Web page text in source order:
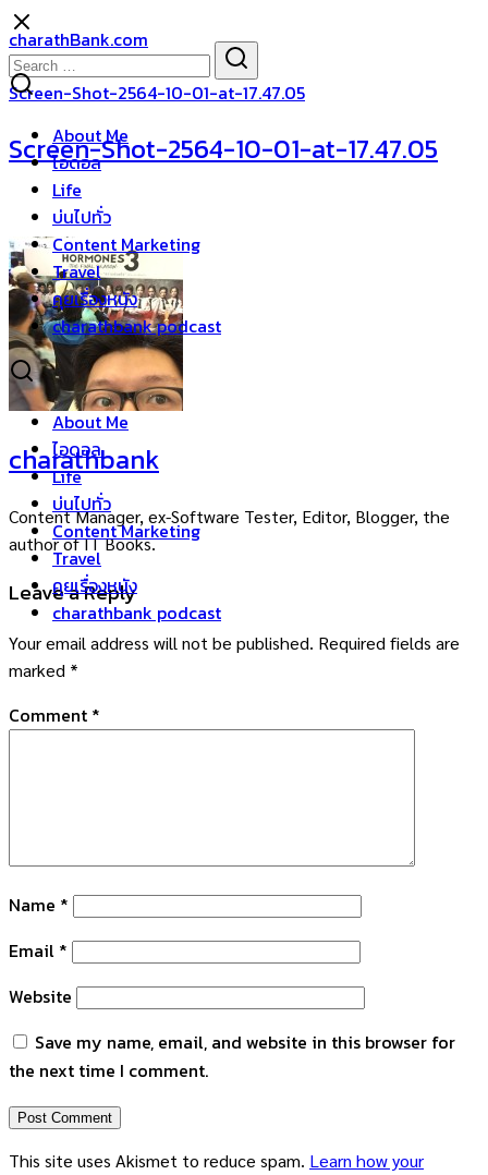
Skip
to
content
charathBank.com
About Me
ไอดอล
Life
บ่นไปทั่ว
Content Marketing
Travel
คุยเรื่องหนัง
charathbank podcast
About Me
ไอดอล
Life
บ่นไปทั่ว
Content Marketing
Travel
คุยเรื่องหนัง
charathbank podcast
Search
for:
Screen-Shot-2564-10-01-at-17.47.05
Screen-Shot-2564-10-01-at-17.47.05
charathbank
Content Manager, ex-Software Tester, Editor, Blogger, the
author of IT Books.
Leave a Reply
Your email address will not be published. Required fields are
marked *
Comment *
Name *
Email *
Website
Save my name, email, and website in this browser for
the next time I comment.
This site uses Akismet to reduce spam. Learn how your